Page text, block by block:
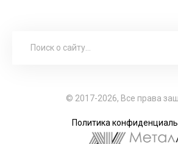
© 2017-2026, Все права
Политика